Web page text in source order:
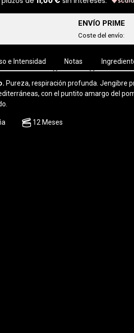
ENVÍO PRIME
Coste del envío:
e Intensidad Notas
Pureza, respiración profunda. Jengibre
con el puntito amargo del
12 Meses